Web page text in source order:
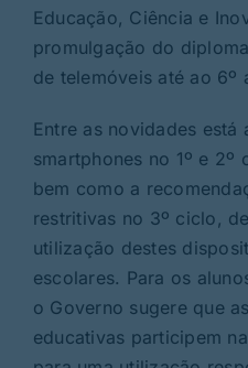
Educação, Ciência e
promulgação do
de telemóveis até ao 6º
Entre as novidades
smartphones no 1º e
bem como a
restritivas no 3º ciclo,
utilização destes
escolares. Para os
o Governo sugere que
educativas participem